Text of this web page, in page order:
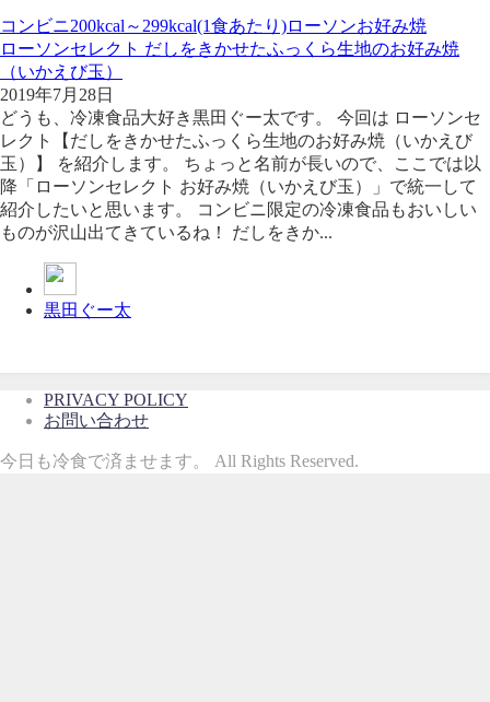
コンビニ200kcal～299kcal(1食あたり)ローソンお好み焼
ローソンセレクト だしをきかせたふっくら生地のお好み焼
（いかえび玉）
2019年7月28日
どうも、冷凍食品大好き黒田ぐー太です。 今回は ローソンセ
レクト【だしをきかせたふっくら生地のお好み焼（いかえび
玉）】 を紹介します。 ちょっと名前が長いので、ここでは以
降「ローソンセレクト お好み焼（いかえび玉）」で統一して
紹介したいと思います。 コンビニ限定の冷凍食品もおいしい
ものが沢山出てきているね！ だしをきか...
黒田ぐー太
PRIVACY POLICY
お問い合わせ
今日も冷食で済ませます。 All Rights Reserved.